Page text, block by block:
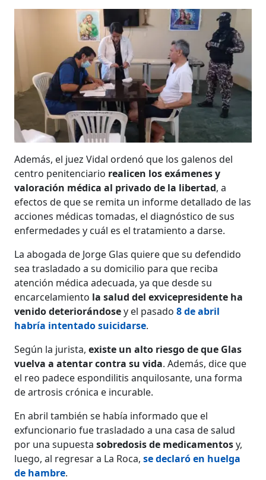
Además, el juez Vidal ordenó que los galenos del
centro penitenciario realicen los exámenes y
valoración médica al privado de la libertad, a
efectos de que se remita un informe detallado de las
acciones médicas tomadas, el diagnóstico de sus
enfermedades y cuál es el tratamiento a darse.
La abogada de Jorge Glas quiere que su defendido
sea trasladado a su domicilio para que reciba
atención médica adecuada, ya que desde su
encarcelamiento la salud del exvicepresidente ha
venido deteriorándosey el pasado8 de abril
habría intentado suicidarse.
Según la jurista,existe un alto riesgo de que Glas
vuelva a atentar contra su vida. Además, dice que
el reo padece espondilitis anquilosante, una forma
de artrosis crónica e incurable.
En abril también se había informado que el
exfuncionario fue trasladado a una casa de salud
por una supuestasobredosis de medicamentosy,
luego, al regresar a La Roca,se declaró en huelga
de hambre.